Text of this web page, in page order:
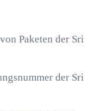
Paketen der Sri
der Sri